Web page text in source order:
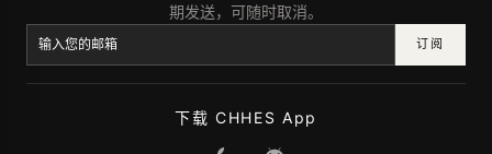
期发送，可随时取消。
订阅
下载 CHHES App